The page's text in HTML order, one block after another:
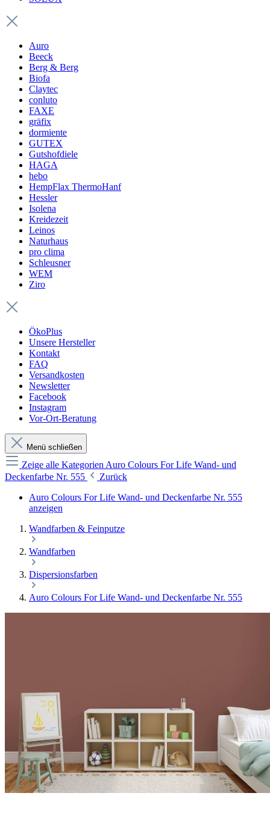
Auro
Beeck
Berg & Berg
Biofa
Claytec
conluto
FAXE
gräfix
dormiente
GUTEX
Gutshofdiele
HAGA
hebo
HempFlax ThermoHanf
Hessler
Isolena
Kreidezeit
Leinos
Naturhaus
pro clima
Schleusner
WEM
Ziro
ÖkoPlus
Unsere Hersteller
Kontakt
FAQ
Versandkosten
Newsletter
Facebook
Instagram
Vor-Ort-Beratung
Menü schließen
Zeige alle Kategorien Auro Colours For Life Wand- und
Deckenfarbe Nr. 555
Zurück
Auro Colours For Life Wand- und Deckenfarbe Nr. 555
anzeigen
Wandfarben & Feinputze
Wandfarben
Dispersionsfarben
Auro Colours For Life Wand- und Deckenfarbe Nr. 555